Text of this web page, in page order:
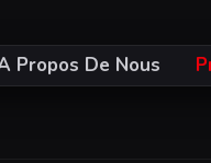
Propos De Nous